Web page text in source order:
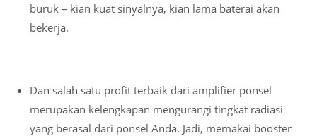
buruk – kian kuat sinyalnya, kian lama baterai akan
bekerja.
Dan salah satu profit terbaik dari amplifier ponsel
merupakan kelengkapan mengurangi tingkat radiasi
yang berasal dari ponsel Anda. Jadi, memakai booster